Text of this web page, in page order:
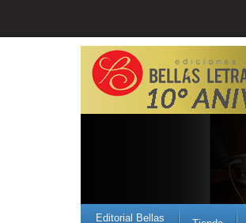
Editorial Bellas